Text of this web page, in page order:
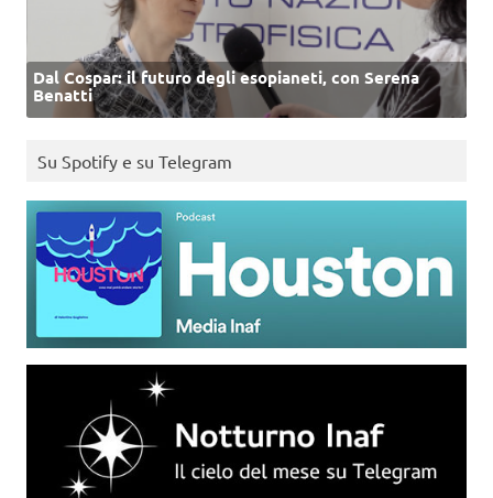
Dal Cospar: il futuro degli esopianeti, con Serena
Benatti
Su Spotify e su Telegram